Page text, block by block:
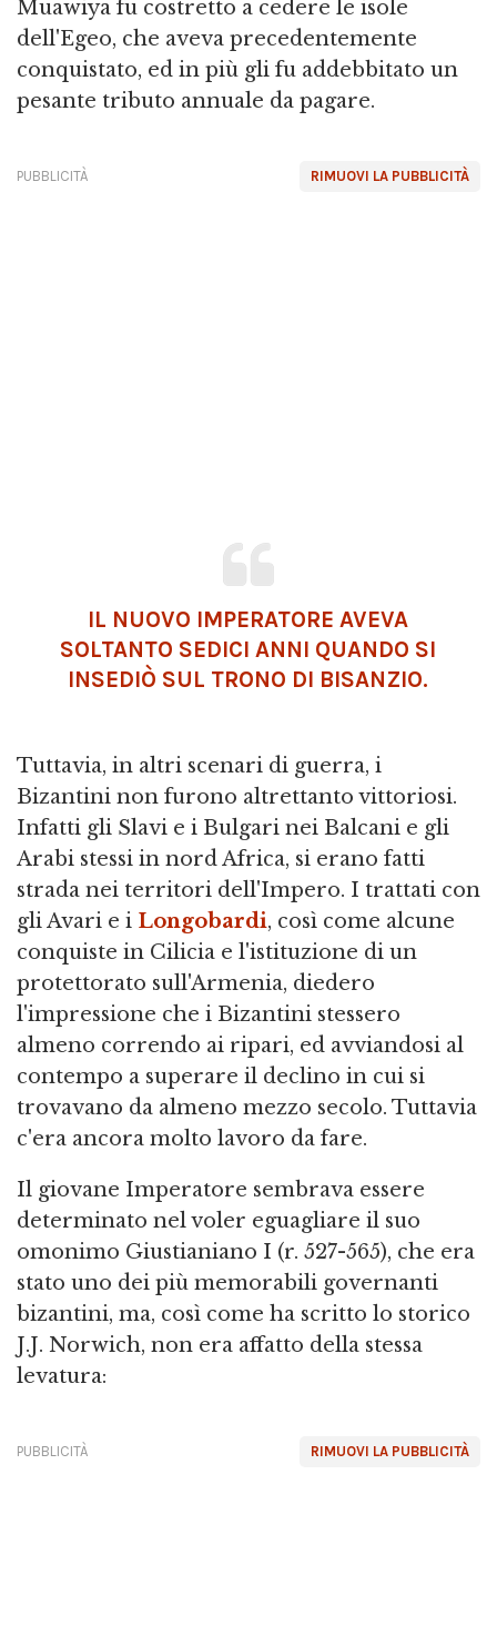
Muawiya fu costretto a cedere le isole
dell'Egeo, che aveva precedentemente
conquistato, ed in più gli fu addebbitato un
pesante tributo annuale da pagare.
RIMUOVI LA PUBBLICITÀ
PUBBLICITÀ
IL NUOVO IMPERATORE AVEVA
SOLTANTO SEDICI ANNI QUANDO SI
INSEDIÒ SUL TRONO DI BISANZIO.
Tuttavia, in altri scenari di guerra, i
Bizantini non furono altrettanto vittoriosi.
Infatti gli Slavi e i Bulgari nei Balcani e gli
Arabi stessi in nord Africa, si erano fatti
strada nei territori dell'Impero. I trattati con
gli Avari e i Longobardi, così come alcune
conquiste in Cilicia e l'istituzione di un
protettorato sull'Armenia, diedero
l'impressione che i Bizantini stessero
almeno correndo ai ripari, ed avviandosi al
contempo a superare il declino in cui si
trovavano da almeno mezzo secolo. Tuttavia
c'era ancora molto lavoro da fare.
Il giovane Imperatore sembrava essere
determinato nel voler eguagliare il suo
omonimo Giustianiano I (r. 527-565), che era
stato uno dei più memorabili governanti
bizantini, ma, così come ha scritto lo storico
J.J. Norwich, non era affatto della stessa
levatura:
RIMUOVI LA PUBBLICITÀ
PUBBLICITÀ